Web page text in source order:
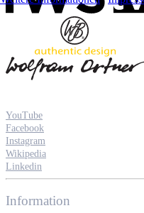
YouTube
Facebook
Instagram
Wikipedia
Linkedin
Information